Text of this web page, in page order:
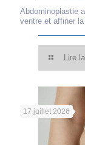
Abdominoplastie
ventre et affiner
Lire
17 juillet 2026